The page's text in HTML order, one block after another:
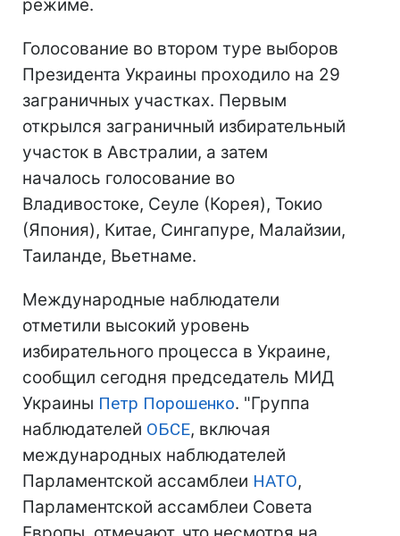
режиме.
Голосование во втором туре выборов
Президента Украины проходило на 29
заграничных участках. Первым
открылся заграничный избирательный
участок в Австралии, а затем
началось голосование во
Владивостоке, Сеуле (Корея), Токио
(Япония), Китае, Сингапуре, Малайзии,
Таиланде, Вьетнаме.
Международные наблюдатели
отметили высокий уровень
избирательного процесса в Украине,
сообщил сегодня председатель МИД
Украины Петр Порошенко. "Группа
наблюдателей ОБСЕ, включая
международных наблюдателей
Парламентской ассамблеи НАТО,
Парламентской ассамблеи Совета